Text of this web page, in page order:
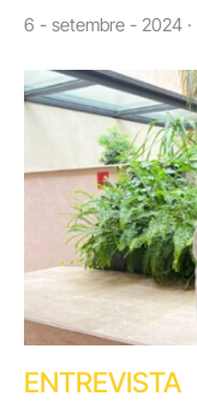
6 - setembre - 2024 ·
ENTREVISTA